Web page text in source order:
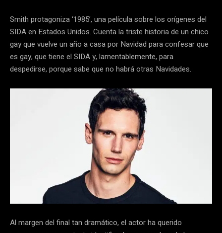
Smith protagoniza ‘1985’, una película sobre los orígenes del
SIDA en Estados Unidos. Cuenta la triste historia de un chico
gay que vuelve un año a casa por Navidad para confesar que
es gay, que tiene el SIDA y, lamentablemente, para
despedirse, porque sabe que no habrá otras Navidades.
Al margen del final tan dramático, el actor ha querido